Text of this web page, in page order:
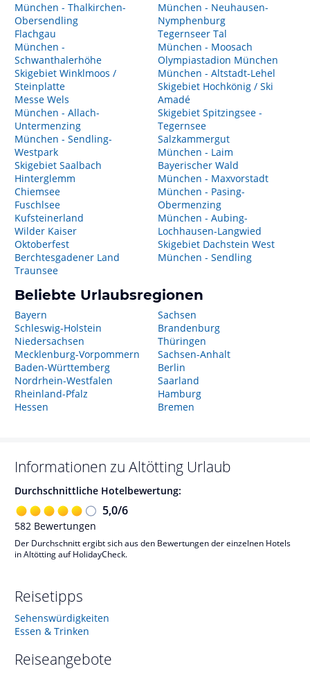
München - Thalkirchen-
Obersendling
Flachgau
München -
Schwanthalerhöhe
Skigebiet Winklmoos /
Steinplatte
Messe Wels
München - Allach-
Untermenzing
München - Sendling-
Westpark
Skigebiet Saalbach
Hinterglemm
Chiemsee
Fuschlsee
Kufsteinerland
Wilder Kaiser
Oktoberfest
Berchtesgadener Land
Traunsee
München - Neuhausen-
Nymphenburg
Tegernseer Tal
München - Moosach
Olympiastadion München
München - Altstadt-Lehel
Skigebiet Hochkönig / Ski
Amadé
Skigebiet Spitzingsee -
Tegernsee
Salzkammergut
München - Laim
Bayerischer Wald
München - Maxvorstadt
München - Pasing-
Obermenzing
München - Aubing-
Lochhausen-Langwied
Skigebiet Dachstein West
München - Sendling
Beliebte Urlaubsregionen
Bayern
Schleswig-Holstein
Niedersachsen
Mecklenburg-Vorpommern
Baden-Württemberg
Nordrhein-Westfalen
Rheinland-Pfalz
Hessen
Sachsen
Brandenburg
Thüringen
Sachsen-Anhalt
Berlin
Saarland
Hamburg
Bremen
Informationen zu Altötting Urlaub
Durchschnittliche Hotelbewertung:
5,0/6
582 Bewertungen
Der Durchschnitt ergibt sich aus den Bewertungen der einzelnen Hotels
in Altötting auf HolidayCheck.
Reisetipps
Sehenswürdigkeiten
Essen & Trinken
Reiseangebote